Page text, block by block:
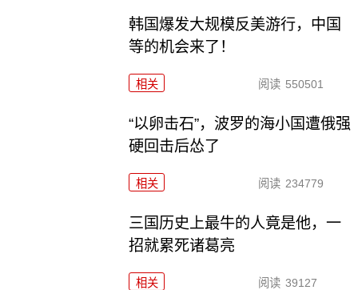
韩国爆发大规模反美游行，中国
等的机会来了！
相关 阅读 550501
“以卵击石”，波罗的海小国遭俄强
硬回击后怂了
相关 阅读 234779
三国历史上最牛的人竟是他，一
招就累死诸葛亮
相关 阅读 39127